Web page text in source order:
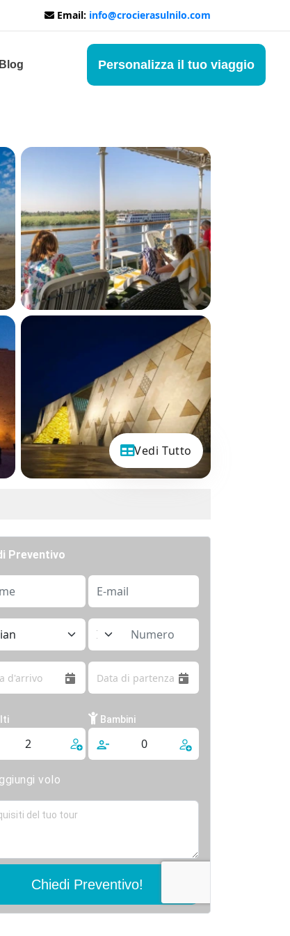
Email: info@crocierasulnilo.com
Personalizza il tuo viaggio
Vedi Tutto
Preventivo
Bambini
volo
Chiedi Preventivo!